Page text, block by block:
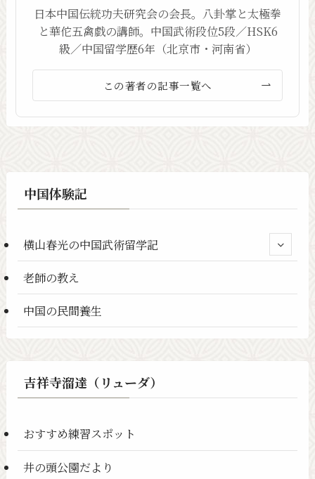
日本中国伝統功夫研究会の会長。八卦掌と太極拳
と華佗五禽戯の講師。中国武術段位5段／HSK6
級／中国留学歴6年（北京市・河南省）
この著者の記事一覧へ
中国体験記
横山春光の中国武術留学記
老師の教え
中国の民間養生
吉祥寺溜達（リューダ）
おすすめ練習スポット
井の頭公園だより